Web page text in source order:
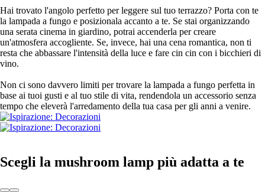
Hai trovato l'angolo perfetto per leggere sul tuo terrazzo? Porta con te
la lampada a fungo e posizionala accanto a te. Se stai organizzando
una serata cinema in giardino, potrai accenderla per creare
un'atmosfera accogliente. Se, invece, hai una cena romantica, non ti
resta che abbassare l'intensità della luce e fare cin cin con i bicchieri di
vino.
Non ci sono davvero limiti per trovare la lampada a fungo perfetta in
base ai tuoi gusti e al tuo stile di vita, rendendola un accessorio senza
tempo che eleverà l'arredamento della tua casa per gli anni a venire.
Scegli la mushroom lamp più adatta a te